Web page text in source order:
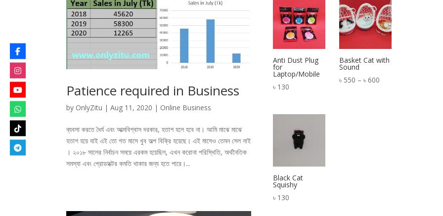
Patience required in Business
by OnlyZitu |Aug 11, 2020 | Online Business
ব্যবসা করতে ধৈর্য এবং আত্মবিশ্বাস দরকার, হতাশ হলে হবে না। আমি মাঝে মাঝে
হতাশ হয়ে যাই এই তো গত মাসে খুব অল্প বিক্রি হয়েছে। এই মাসেও তেমন সেল নাই
। ২০১৮ সালের নির্বাচন সময়ে এরকম হয়েছিল, এখন করোনা পরিস্থিতি, অর্থনৈতিক
সমস্যা এবং প্রোডাক্টের কমতি থাকার জন্য হতে পারে।...
Anti Dust Plug
for
Laptop/Mobile
৳ 130
Basket Cat with
Sound
৳ 550 – ৳ 600Price
Black Cat
Squishy
৳ 130